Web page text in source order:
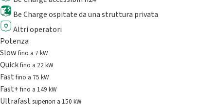
Be Charge ospitate da una struttura privata
Altri operatori
Potenza
Slowfino a 7 kW
Quickfino a 22 kW
Fastfino a 75 kW
Fast+fino a 149 kW
Ultrafast superiori a 150 kW